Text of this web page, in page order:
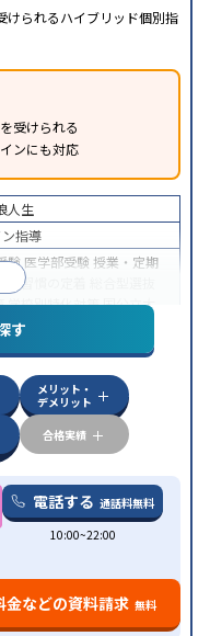
けられるハイブリッド個別指
受けられる
ンにも対応
人生
指導
験 医学部受験 授業・定期
学習習慣の定着
学校別特化対策国公立大
策
英語・英会話特化
の振替可能 不登校生に対
ら受講可能季節講習の
す
メリット・
デメリット
合格実績
電話する 通話料無料
10:00~22:00
金などの資料請求 無料